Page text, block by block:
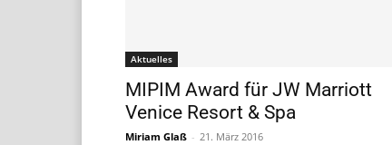
Aktuelles
MIPIM Award für JW Marriott
Venice Resort & Spa
Miriam Glaß - 21. März 2016